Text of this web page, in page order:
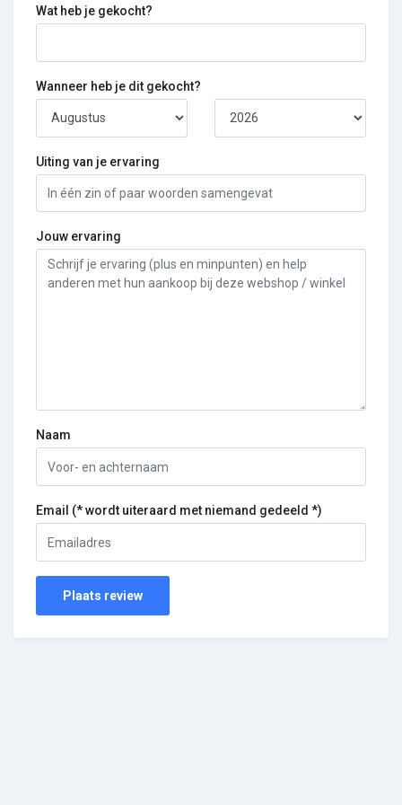
Wat heb je gekocht?
Wanneer heb je dit gekocht?
Uiting van je ervaring
Jouw ervaring
Naam
Email (* wordt uiteraard met niemand gedeeld *)
Plaats review